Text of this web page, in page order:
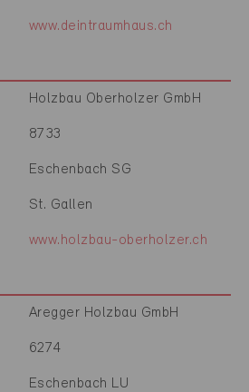
www.deintraumhaus.ch
Holzbau Oberholzer GmbH
8733
Eschenbach SG
St. Gallen
www.holzbau-oberholzer.ch
Aregger Holzbau GmbH
6274
Eschenbach LU